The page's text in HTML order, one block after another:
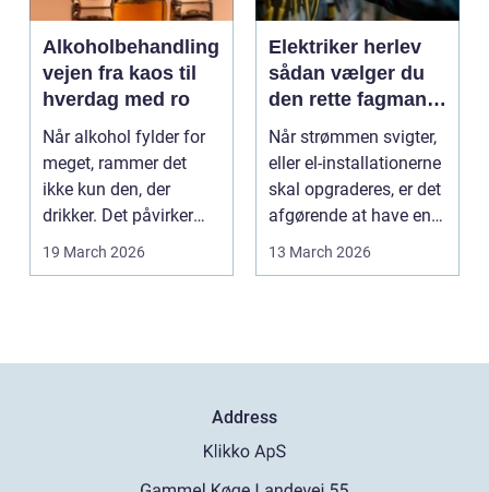
Alkoholbehandling
vejen fra kaos til
hverdag med ro
Når alkohol fylder for
meget, rammer det
ikke kun den, der
drikker. Det påvirker
også familie, arbej...
19 March 2026
Elektriker herlev
sådan vælger du
den rette fagmand
til dine el-opgaver
Når strømmen svigter,
eller el-installationerne
skal opgraderes, er det
afgørende at have en
pålidel...
13 March 2026
Address